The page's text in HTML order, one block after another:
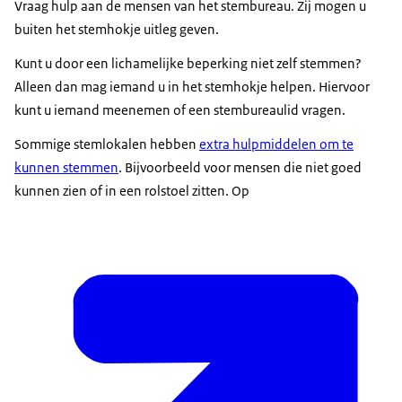
Download
Audiobeschrijving
mp33,1 MB
verkiezing thuis.
stempas kwijt? Vraag zo snel mogelijk een nieuwe
aan bij de gemeente.
Daarop staan de kandidaten die meedoen aan de
verkiezing.
De stemlokalen zijn open van half 8 ’s ochtends
Wanneer u naar het stemlokaal gaat, neemt u uw
stempas en uw identiteitsbewijs mee. Let op: uw
Vraag hulp aan de mensen van het stembureau. Zij mogen u
buiten het stemhokje uitleg geven.
Kunt u door een lichamelijke beperking niet zelf stemmen?
Alleen dan mag iemand u in het stemhokje helpen. Hiervoor
kunt u iemand meenemen of een stembureaulid vragen.
Sommige stemlokalen hebben extra hulpmiddelen om te
kunnen stemmen. Bijvoorbeeld voor mensen die niet goed
kunnen zien of in een rolstoel zitten. Op